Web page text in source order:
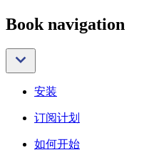
Book navigation
安装
订阅计划
如何开始